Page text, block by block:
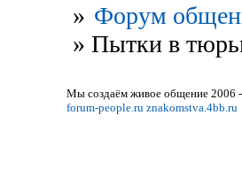
» Форум
» Пытки в
Мы создаём живое общение 2006
forum-people.ru znakomstva.4bb.ru